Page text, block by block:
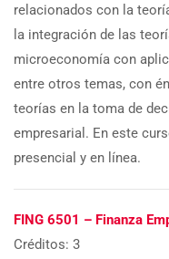
relacionados con la
la integración de las
microeconomía con
entre otros temas, con
teorías en la toma de
empresarial. En este
presencial y en línea.
FING 6501 – Finanza
Créditos: 3